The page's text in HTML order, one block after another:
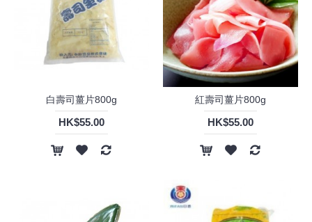
白壽司薑片800g
HK$55.00
紅壽司薑片800g
HK$55.00